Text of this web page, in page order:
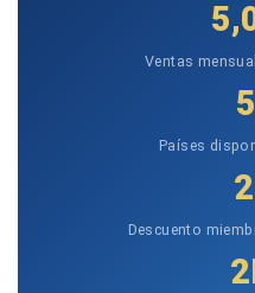
Ventas
Países
Descuento